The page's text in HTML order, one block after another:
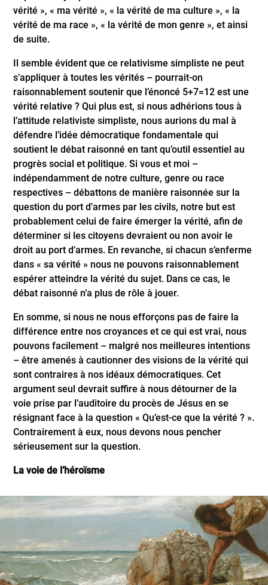
vérité », « ma vérité », « la vérité de ma culture », « la
vérité de ma race », « la vérité de mon genre », et ainsi
de suite.
Il semble évident que ce relativisme simpliste ne peut
s’appliquer à toutes les vérités – pourrait-on
raisonnablement soutenir que l’énoncé 5+7=12 est une
vérité relative ? Qui plus est, si nous adhérions tous à
l’attitude relativiste simpliste, nous aurions du mal à
défendre l’idée démocratique fondamentale qui
soutient le débat raisonné en tant qu’outil essentiel au
progrès social et politique. Si vous et moi –
indépendamment de notre culture, genre ou race
respectives – débattons de manière raisonnée sur la
question du port d’armes par les civils, notre but est
probablement celui de faire émerger la vérité, afin de
déterminer si les citoyens devraient ou non avoir le
droit au port d’armes. En revanche, si chacun s’enferme
dans « sa vérité » nous ne pouvons raisonnablement
espérer atteindre la vérité du sujet. Dans ce cas, le
débat raisonné n’a plus de rôle à jouer.
En somme, si nous ne nous efforçons pas de faire la
différence entre nos croyances et ce qui est vrai, nous
pouvons facilement – malgré nos meilleures intentions
– être amenés à cautionner des visions de la vérité qui
sont contraires à nos idéaux démocratiques. Cet
argument seul devrait suffire à nous détourner de la
voie prise par l’auditoire du procès de Jésus en se
résignant face à la question « Qu’est-ce que la vérité ? ».
Contrairement à eux, nous devons nous pencher
sérieusement sur la question.
La voie de l’héroïsme